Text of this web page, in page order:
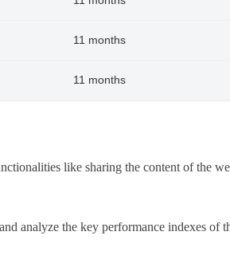
11 months
11 months
like sharing the content of the
analyze the key performance indexes